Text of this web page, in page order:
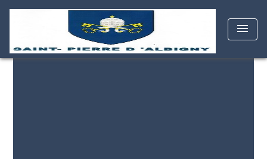
menu